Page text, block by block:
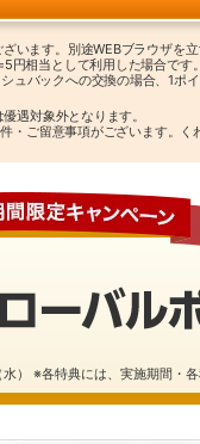
います。別途WEBブラウザを立
円相当として利用した場合です。
ュバックへの交換の場合、1ポ
遇対象外となります。
・ご留意事項がございます。く
※各特典には、実施期間・各